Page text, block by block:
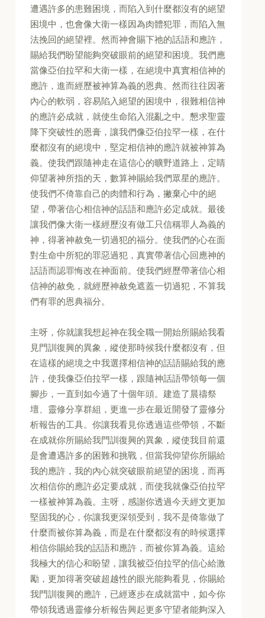
遭遇許多的患難困境，而陷入到什麼都沒有的絕望
困境中，也會像大衛一樣因為肉體犯罪，而陷入無
法挽回的絕望裡。然而神會賜下祂的話語和應許，
賜給我們盼望能夠突破眼前的絕望和困境。我們應
當像亞伯拉罕和大衛一樣，在絕境中真實相信神的
應許，進而經歷被神算為義的恩典。然而往往因著
內心的軟弱，容易陷入絕望的困境中，很難相信神
的應許必成就，就使生命陷入混亂之中。懇求聖靈
降下突破性的恩膏，讓我們像亞伯拉罕一樣，在什
麼都沒有的絕境中，堅定相信神的應許就被神算為
義。使我們跟隨神走在這信心的曠野道路上，定睛
仰望著神所指的天，數算神賜給我們眾星的應許。
使我們不倚靠自己的肉體和行為，撇棄心中的絕
望，帶著信心相信神的話語和應許必定成就。最後
讓我們像大衛一樣經歷沒有做工只信稱罪人為義的
神，得著神赦免一切過犯的福分。使我們的心在面
對生命中所犯的罪惡過犯，真實帶著信心回應神的
話語而認罪悔改在神面前。使我們經歷帶著信心相
信神的赦免，就經歷神赦免遮蓋一切過犯，不算我
們有罪的恩典福分。
主呀，你就讓我想起神在我全職一開始所賜給我看
見門訓復興的異象，縱使那時候我什麼都沒有，但
在這樣的絕境之中我選擇相信神的話語賜給我的應
許，使我像亞伯拉罕一樣，跟隨神話語帶領每一個
腳步，一直到如今過了十個年頭。建造了晨禱祭
壇、靈修分享群組，更進一步在最近開發了靈修分
析報告的工具。你讓我看見你透過這些帶領，不斷
在成就你所賜給我門訓復興的異象，縱使我目前還
是會遭遇許多的困難和挑戰，但當我仰望你所賜給
我的應許，我的內心就突破眼前絕望的困境，而再
次相信你的應許必定要成就，而使我就像亞伯拉罕
一樣被神算為義。主呀，感謝你透過今天經文更加
堅固我的心，你讓我更深領受到，我不是倚靠做了
什麼而被你算為義，而是在什麼都沒有的時候選擇
相信你賜給我的話語和應許，而被你算為義。這給
我極大的信心和盼望，讓我被亞伯拉罕的信心給激
勵，更加得著突破超越性的眼光能夠看見，你賜給
我門訓復興的應許，已經逐步在成就當中，如今你
帶領我透過靈修分析報告興起更多守望者能夠深入